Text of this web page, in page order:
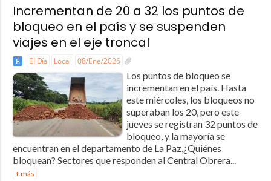
Incrementan de 20 a 32 los puntos de
bloqueo en el país y se suspenden
viajes en el eje troncal
El Día Local 08/Ene/2026
Los puntos de bloqueo se
incrementan en el país. Hasta
este miércoles, los bloqueos no
superaban los 20, pero este
jueves se registran 32 puntos de
bloqueo, y la mayoría se
encuentran en el departamento de La Paz,¿Quiénes
bloquean? Sectores que responden al Central Obrera...
+ más